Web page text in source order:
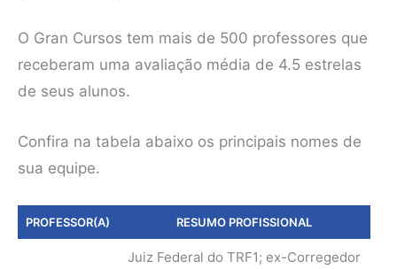
O Gran Cursos tem mais de 500 professores que
receberam uma avaliação média de 4.5 estrelas
de seus alunos.
Confira na tabela abaixo os principais nomes de
sua equipe.
PROFESSOR(A) RESUMO PROFISSIONAL
Juiz Federal do TRF1; ex-Corregedor